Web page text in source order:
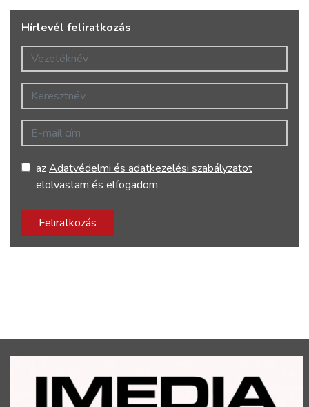
Hírlevél feliratkozás
Vezetéknév
Keresztnév
E-mail cím
azAdatvédelmi és adatkezelési szabályzatot
elolvastam és elfogadom
Feliratkozás